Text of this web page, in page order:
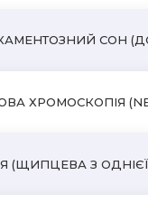
СОН
ХРОМОСКОПІЯ
(ЩИПЦЕВА З